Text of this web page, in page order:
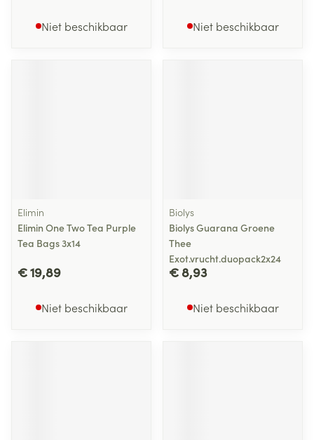
Niet beschikbaar Niet beschikbaar
Elimin
Elimin One Two Tea Purple
Tea Bags 3x14
€ 19,89
Niet beschikbaar
Biolys
Biolys Guarana Groene
Thee
Exot.vrucht.duopack2x24
€ 8,93
Niet beschikbaar